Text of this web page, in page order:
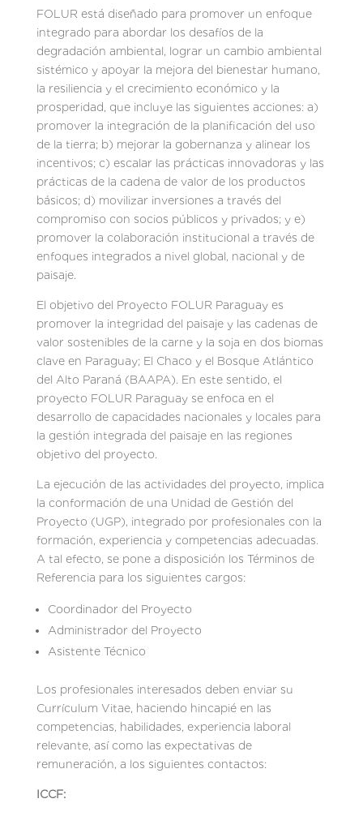
FOLUR está diseñado para promover un enfoque
integrado para abordar los desafíos de la
degradación ambiental, lograr un cambio ambiental
sistémico y apoyar la mejora del bienestar humano,
la resiliencia y el crecimiento económico y la
prosperidad, que incluye las siguientes acciones: a)
promover la integración de la planificación del uso
de la tierra; b) mejorar la gobernanza y alinear los
incentivos; c) escalar las prácticas innovadoras y las
prácticas de la cadena de valor de los productos
básicos; d) movilizar inversiones a través del
compromiso con socios públicos y privados; y e)
promover la colaboración institucional a través de
enfoques integrados a nivel global, nacional y de
paisaje.
El objetivo del Proyecto FOLUR Paraguay es
promover la integridad del paisaje y las cadenas de
valor sostenibles de la carne y la soja en dos biomas
clave en Paraguay; El Chaco y el Bosque Atlántico
del Alto Paraná (BAAPA). En este sentido, el
proyecto FOLUR Paraguay se enfoca en el
desarrollo de capacidades nacionales y locales para
la gestión integrada del paisaje en las regiones
objetivo del proyecto.
La ejecución de las actividades del proyecto, implica
la conformación de una Unidad de Gestión del
Proyecto (UGP), integrado por profesionales con la
formación, experiencia y competencias adecuadas.
A tal efecto, se pone a disposición los Términos de
Referencia para los siguientes cargos:
Coordinador del Proyecto
Administrador del Proyecto
Asistente Técnico
Los profesionales interesados deben enviar su
Currículum Vitae, haciendo hincapié en las
competencias, habilidades, experiencia laboral
relevante, así como las expectativas de
remuneración, a los siguientes contactos:
ICCF: